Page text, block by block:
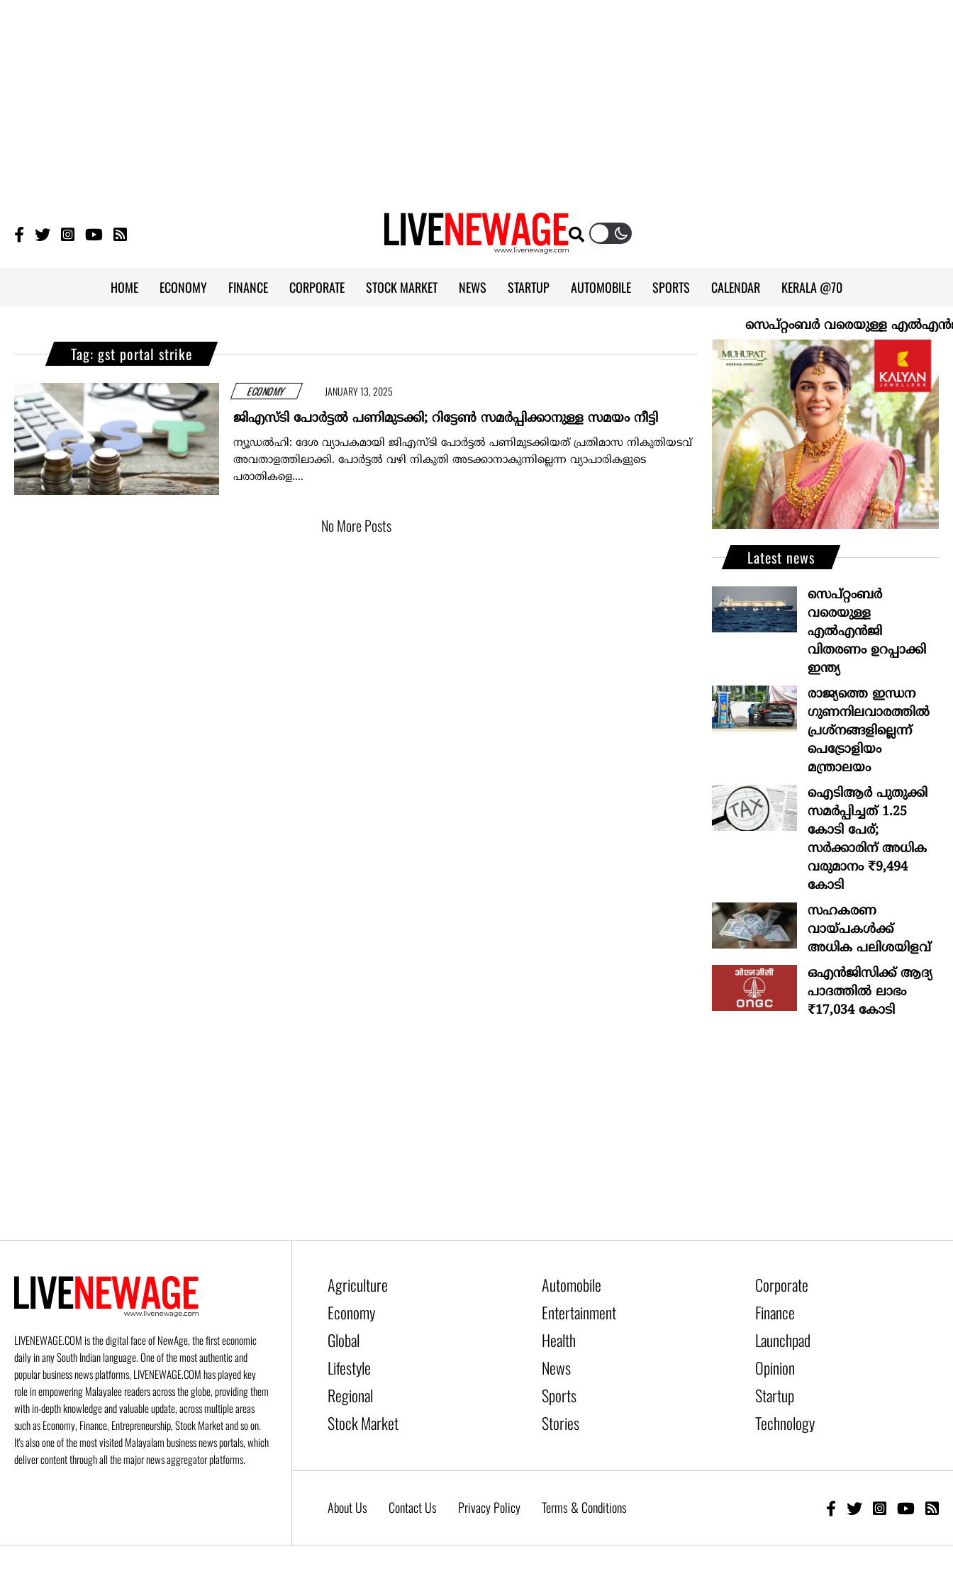
HOME ECONOMY FINANCE CORPORATE STOCK MARKET NEWS STARTUP AUTOMOBILE SPORTS CALENDAR KERALA @70
സെപ്റ്റംബർ വരെയുള്ള എൽഎൻജി
Tag: gst portal strike
ECONOMY JANUARY 13, 2025
ജിഎസ്ടി പോര്‍ട്ടല്‍ പണിമുടക്കി; റിട്ടേണ്‍ സമര്‍പ്പിക്കാനുള്ള സമയം നീട്ടി
ന്യൂഡൽഹി: ദേശ വ്യാപകമായി ജിഎസ്ടി പോര്‍ട്ടല്‍ പണിമുടക്കിയത് പ്രതിമാസ നികുതിയടവ്
അവതാളത്തിലാക്കി. പോര്‍ട്ടല്‍ വഴി നികുതി അടക്കാനാകുന്നില്ലെന്ന വ്യാപാരികളുടെ
പരാതികളെ....
No More Posts
Latest news
സെപ്റ്റംബർ
വരെയുള്ള
എൽഎൻജി
വിതരണം ഉറപ്പാക്കി
ഇന്ത്യ
രാജ്യത്തെ ഇന്ധന
ഗുണനിലവാരത്തില്‍
പ്രശ്‌നങ്ങളില്ലെന്ന്
പെട്രോളിയം
മന്ത്രാലയം
ഐടിആര്‍ പുതുക്കി
സമർപ്പിച്ചത് 1.25
കോടി പേര്;
സർക്കാരിന് അധിക
വരുമാനം ₹9,494
കോടി
സഹകരണ
വായ്പകള്‍ക്ക്
അധിക പലിശയിളവ്
ഒഎന്‍ജിസിക്ക് ആദ്യ
പാദത്തില്‍ ലാഭം
₹17,034 കോടി
LIVENEWAGE.COM is the digital face of NewAge, the first economic
daily in any South Indian language. One of the most authentic and
popular business news platforms, LIVENEWAGE.COM has played key
role in empowering Malayalee readers across the globe, providing them
with in-depth knowledge and valuable update, across multiple areas
such as Economy, Finance, Entrepreneurship, Stock Market and so on.
It's also one of the most visited Malayalam business news portals, which
deliver content through all the major news aggregator platforms.
Agriculture Automobile
Corporate
Economy
Entertainment
Finance
Global
Health
Launchpad
Lifestyle
News
Opinion
Regional
Sports
Startup
Stock Market
Stories Technology
About Us Contact Us Privacy Policy Terms & Conditions